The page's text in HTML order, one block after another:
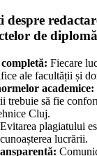
despre
de diplomă
Fiecare
ale facultății și
academice:
trebuie să fie
Cluj.
Evitarea plagiatului
lucrării.